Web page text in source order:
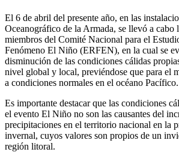
El 6 de abril del presente año, en las
Oceanográfico de la Armada, se llevó a cabo
miembros del Comité Nacional para el
Fenómeno El Niño (ERFEN), en la cual se
disminución de las condiciones cálidas
nivel global y local, previéndose que para el
a condiciones normales en el océano Pacífico.
Es importante destacar que las condiciones
el evento El Niño no son las causantes del
precipitaciones en el territorio nacional en la
invernal, cuyos valores son propios de un
región litoral.